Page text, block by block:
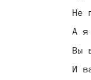
Не
А я
Вы
И